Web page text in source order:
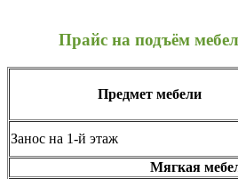
Прайс на подъём
Предмет мебели
Занос на 1-й этаж
Мягкая